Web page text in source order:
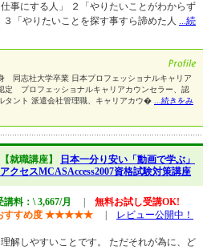
仕事にする人」 ２「やりたいことがわからず
３「やりたいことを探す事すら諦めた人 ...続
同志社大学卒業 日本プロフェッショナルキャリア
定 プロフェッショナルキャリアカウンセラー、認
タント 派遣会社管理職、キャリアカウ�
...続きをみ
【就職講座】
日本一分り安い「動画で学ぶ」
アクセスMCASAccess2007資格試験対策講座
講料：\ 3,667/月
無料お試し受講OK!
すすめ度 ★★★★★ レビュー公開中！
解しやすいことです。 ただそれが為に、ど